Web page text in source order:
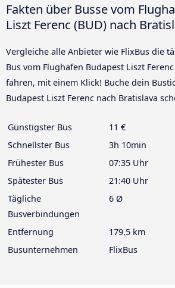
Fakten über Busse vom
Liszt Ferenc (BUD) nach
Vergleiche alle Anbieter wie FlixBus die
Bus vom Flughafen Budapest Liszt
fahren, mit einem Klick! Buche dein
Budapest Liszt Ferenc nach Bratislava
Günstigster Bus
11 €
Schnellster Bus
3h 10min
Frühester Bus
07:35 Uhr
Spätester Bus
21:40 Uhr
Tägliche
Busverbindungen
6 Ø
Entfernung
179,5 km
Busunternehmen
FlixBus